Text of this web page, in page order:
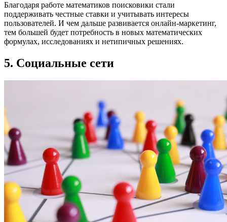
Благодаря работе математиков поисковики стали
поддерживать честные ставки и учитывать интересы
пользователей. И чем дальше развивается онлайн-маркетинг,
тем большей будет потребность в новых математических
формулах, исследованиях и нетипичных решениях.
5. Социальные сети